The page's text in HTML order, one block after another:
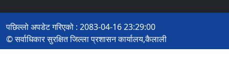
पछिल्लो अपडेट गरिएको : 2083-04-16 23:29:00
© सर्वाधिकार सुरक्षित जिल्ला प्रशासन कार्यालय,कैलाली